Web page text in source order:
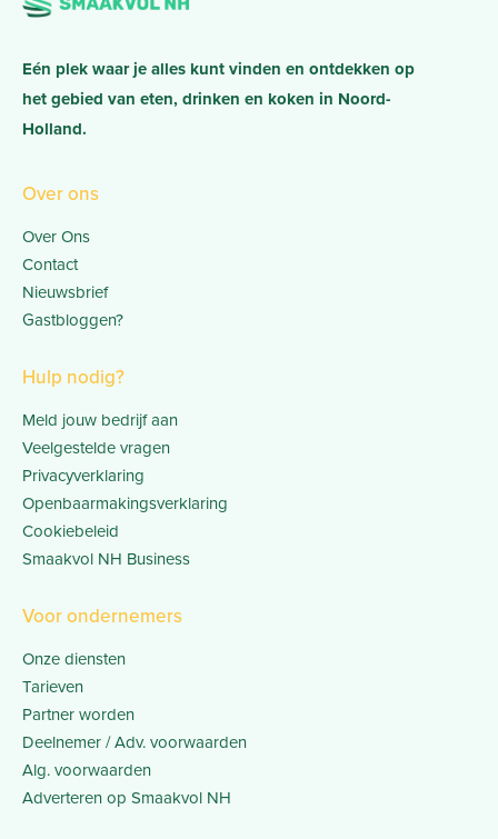
Eén plek waar je alles kunt vinden en ontdekken op
het gebied van eten, drinken en koken in Noord-
Holland.
Over ons
Over Ons
Contact
Nieuwsbrief
Gastbloggen?
Hulp nodig?
Meld jouw bedrijf aan
Veelgestelde vragen
Privacyverklaring
Openbaarmakingsverklaring
Cookiebeleid
Smaakvol NH Business
Voor ondernemers
Onze diensten
Tarieven
Partner worden
Deelnemer / Adv. voorwaarden
Alg. voorwaarden
Adverteren op Smaakvol NH